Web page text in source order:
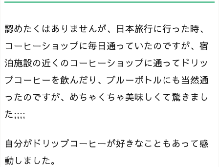
認めたくはありませんが、日本旅行に行った時、
コーヒーショップに毎日通っていたのですが、宿
泊施設の近くのコーヒーショップに通ってドリッ
プコーヒーを飲んだり、ブルーボトルにも当然通
ったのですが、めちゃくちゃ美味しくて驚きまし
た;;;;
自分がドリップコーヒーが好きなこともあって感
動しました。